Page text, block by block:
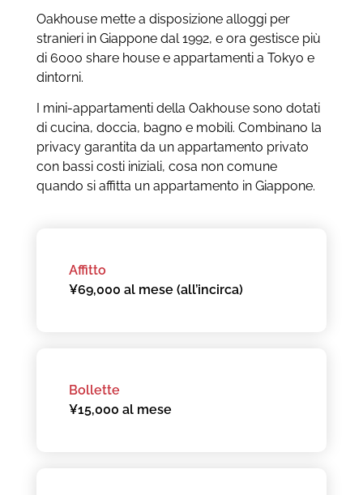
Oakhouse mette a disposizione alloggi per
stranieri in Giappone dal 1992, e ora gestisce più
di 6000 share house e appartamenti a Tokyo e
dintorni.
I mini-appartamenti della Oakhouse sono dotati
di cucina, doccia, bagno e mobili. Combinano la
privacy garantita da un appartamento privato
con bassi costi iniziali, cosa non comune
quando si affitta un appartamento in Giappone.
Affitto
¥69,000 al mese (all’incirca)
Bollette
¥15,000 al mese